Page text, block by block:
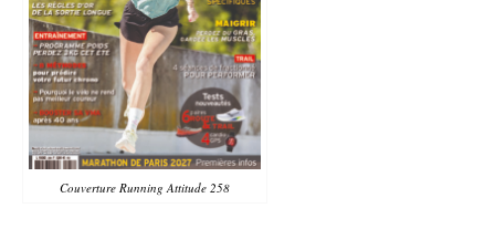
Couverture Running Attitude 258